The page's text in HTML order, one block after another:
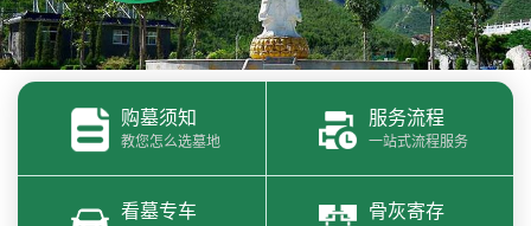
购墓须知
教您怎么选墓地
服务流程
一站式流程服务
看墓专车 骨灰寄存